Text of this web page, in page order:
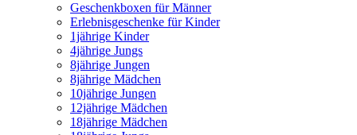
Geschenkboxen für Männer
Erlebnisgeschenke für Kinder
1jährige Kinder
4jährige Jungs
8jährige Jungen
8jährige Mädchen
10jährige Jungen
12jährige Mädchen
18jährige Mädchen